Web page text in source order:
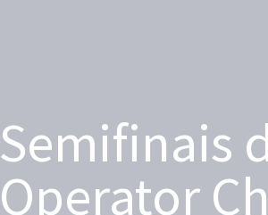
Semifinais
Operator